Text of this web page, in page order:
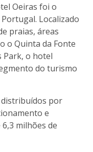
Oeiras foi o
Localizado
praias, áreas
o Quinta da Fonte
Park, o hotel
do turismo
distribuídos por
e
milhões de